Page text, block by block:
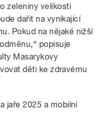
zeleniny velikosti
dařit na vynikající
Pokud na nějaké nižší
popisuje
Masarykovy
děti ke zdravému
jaře 2025 a mobilní